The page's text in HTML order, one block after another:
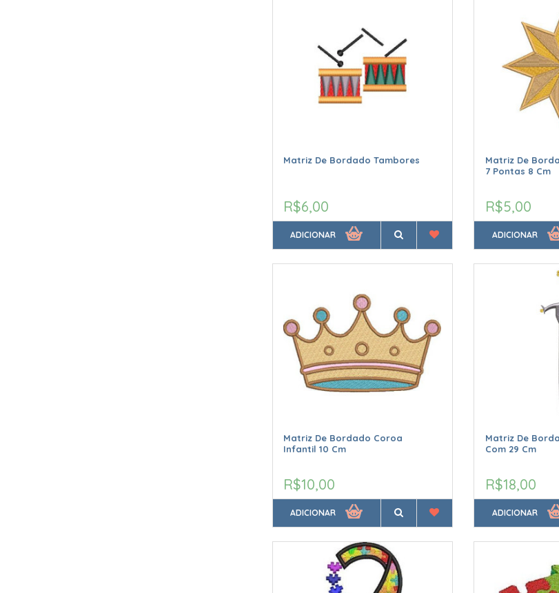
Matriz De Bordado Tambores
R$6,00
ADICIONAR
Matriz De
7 Pontas 8 Cm
R$5,00
ADICIONAR
Matriz De Bordado Coroa
Infantil 10 Cm
R$10,00
ADICIONAR
Matriz De
Com 29 Cm
R$18,00
ADICIONAR